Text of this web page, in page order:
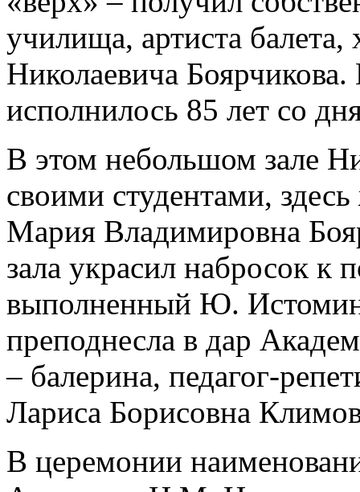
училища, артиста балета,
Николаевича
исполнилось 85 лет со
В этом небольшом зале
своими студентами,
Мария Владимировна
зала украсил набросок к
выполненный Ю.
преподнесла в дар
– балерина, педагог-
Лариса Борисовна
В церемонии